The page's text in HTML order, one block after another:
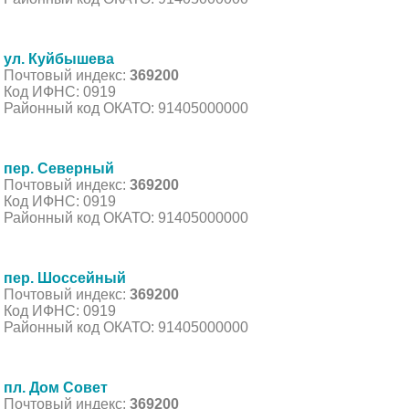
ул. Куйбышева
Почтовый индекс: 369200
Код ИФНС: 0919
Районный код ОКАТО: 91405000000
пер. Северный
Почтовый индекс: 369200
Код ИФНС: 0919
Районный код ОКАТО: 91405000000
пер. Шоссейный
Почтовый индекс: 369200
Код ИФНС: 0919
Районный код ОКАТО: 91405000000
пл. Дом Совет
Почтовый индекс: 369200